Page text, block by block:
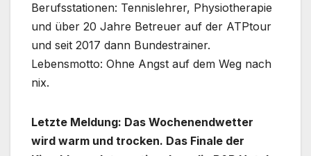
Berufsstationen: Tennislehrer, Physiotherapie
und über 20 Jahre Betreuer auf der ATPtour
und seit 2017 dann Bundestrainer.
Lebensmotto: Ohne Angst auf dem Weg nach
nix.
Letzte Meldung: Das Wochenendwetter
wird warm und trocken. Das Finale der